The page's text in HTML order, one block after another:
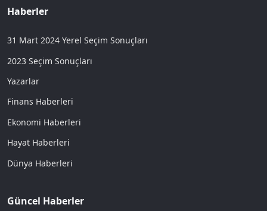
Haberler
31 Mart 2024 Yerel Seçim Sonuçları
2023 Seçim Sonuçları
Yazarlar
Finans Haberleri
Ekonomi Haberleri
Hayat Haberleri
Dünya Haberleri
Güncel Haberler